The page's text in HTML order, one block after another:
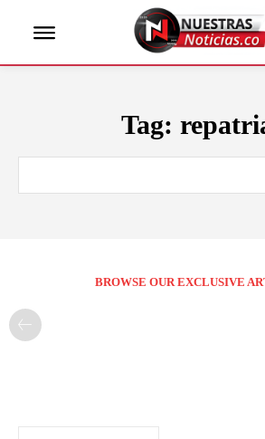
Tag:
BROWSE OUR EXCLUSIVE